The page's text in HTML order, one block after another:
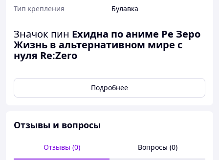
Тип крепления
Булавка
Значок пин Ехидна по аниме Ре Зеро
Жизнь в альтернативном мире с
нуля Re:Zero
Все украшения сделаны вручную, могу
также сделать с твоим изображением/фото/
доплата за твоё изображение/текст/фото.
Подробнее
Отзывы и вопросы
Отзывы (0) Вопросы (0)